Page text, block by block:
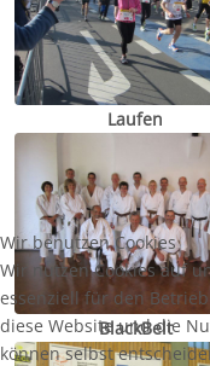
Laufen
BlackBelt
Wir benutzen Cookies
Wir nutzen Cookies auf
essenziell für den
diese Website und die
können selbst